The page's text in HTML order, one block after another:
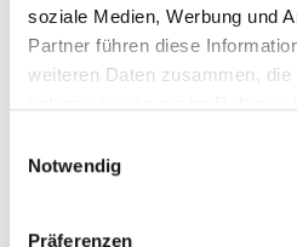
soziale Medien, Werbung und
Partner führen diese
weiteren Daten zusammen,
Notwendig
Präferenzen
&x2713; Mit Mendato
Offline-fähige App